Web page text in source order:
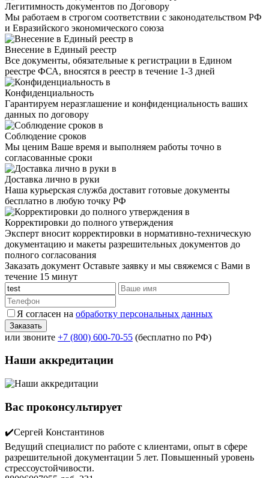
Легитимность документов по Договору
Мы работаем в строгом соответствии с законодательством РФ
и Евразийского экономического союза
Внесение в Единый реестр
Все документы, обязательные к регистрации в Едином
реестре ФСА, вносятся в реестр в течение 1-3 дней
Конфиденциальность
Гарантируем неразглашение и конфиденциальность ваших
данных по договору
Соблюдение сроков
Мы ценим Ваше время и выполняем работы точно в
согласованные сроки
Доставка лично в руки
Наша курьерская служба доставит готовые документы
бесплатно в любую точку РФ
Корректировки до полного утверждения
Эксперт вносит корректировки в нормативно-техническую
документацию и макеты разрешительных документов до
полного согласования
Заказать документ Оставьте заявку и мы свяжемся с Вами в
течение 15 минут
Я согласен на обработку персональных данных
или звоните +7 (800) 600-70-55 (бесплатно по РФ)
Наши аккредитации
Вас проконсультирует
✔️Сергей Константинов
Ведущий специалист по работе с клиентами, опыт в сфере
разрешительной документации 5 лет. Повышенный уровень
стрессоустойчивости.